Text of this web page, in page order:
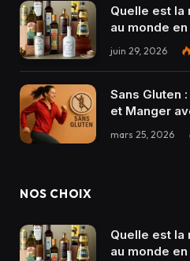
Quelle est la
au monde
juin 29, 2026
Sans Gluten
et Manger
mars 25, 2026
NOS CHOIX
Quelle est la
au monde